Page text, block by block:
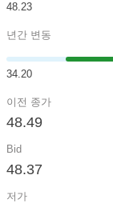
48.23
년간 변동
34.20
이전 종가
48.49
Bid
48.37
저가